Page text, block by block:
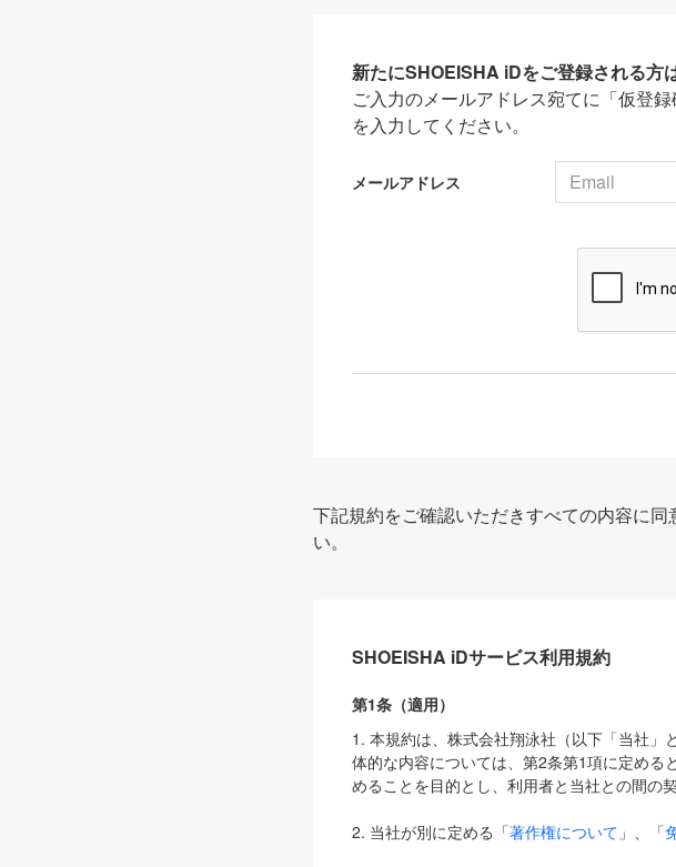
新たにSHOEISHA iDをご登録される方
ご入力のメールアドレス宛てに「仮登
を入力してください。
メールアドレス
下記規約をご確認いただきすべての内容に
い。
SHOEISHA iDサービス利用規約
第1条（適用）
1. 本規約は、株式会社翔泳社（以下「当社
体的な内容については、第2条第1項に定める
めることを目的とし、利用者と当社との間の
2. 当社が別に定める「著作権について 」、「